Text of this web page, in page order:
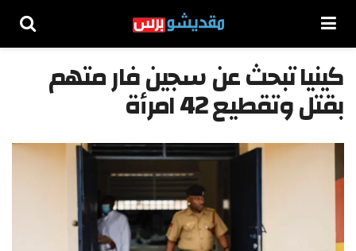
كينيا تبحث عن سجين فار متهم
بقتل وتقطيع 42 امرأة